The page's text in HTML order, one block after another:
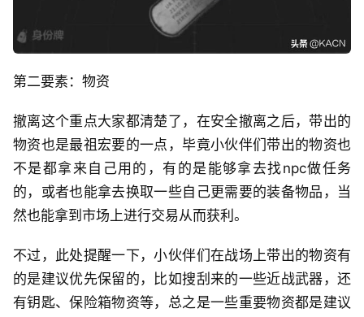
第二要素：物资
撤离这个重点大家都清楚了，在安全撤离之后，带出的
物资也是最祖宏要的一点，毕竟小伙伴们带出的物资也
不是都拿来自己用的，有的是能够拿去找npc做任务
的，或者也能拿去换取一些自己更需要的装备物品，当
然也能拿到市场上进行交易从而获利。
不过，此处提醒一下，小伙伴们在战场上带出的物资有
的是建议优先保留的，比如搜刮来的一些近战武器，还
有钥匙、保险箱物资等，总之是一些重要物资都是建议